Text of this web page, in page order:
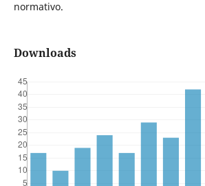
normativo.
Downloads